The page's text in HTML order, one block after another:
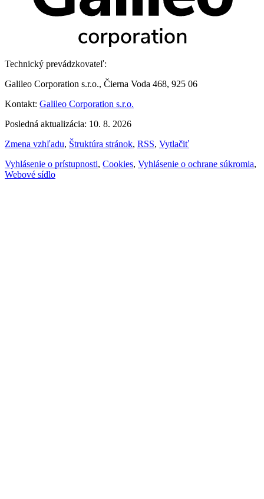
Technický prevádzkovateľ:
Galileo Corporation s.r.o., Čierna Voda 468, 925 06
Kontakt: Galileo Corporation s.r.o.
Posledná aktualizácia: 10. 8. 2026
Zmena vzhľadu, Štruktúra stránok, RSS, Vytlačiť
Vyhlásenie o prístupnosti, Cookies, Vyhlásenie o ochrane súkromia,
Webové sídlo